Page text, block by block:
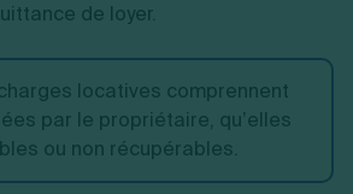
de loyer.
locatives comprennent
par le propriétaire, qu’elles
ou non récupérables.